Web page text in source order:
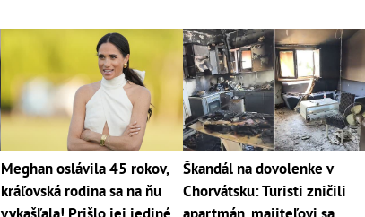
Meghan oslávila 45 rokov,
kráľovská rodina sa na ňu
Škandál na dovolenke v
Chorvátsku: Turisti zničili